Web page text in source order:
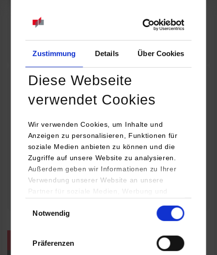
Zustimmung Details Über Cookies
Diese Webseite
verwendet Cookies
Wir verwenden Cookies, um Inhalte und
Anzeigen zu personalisieren, Funktionen für
soziale Medien anbieten zu können und die
Zugriffe auf unsere Website zu analysieren.
Außerdem geben wir Informationen zu Ihrer
Verwendung unserer Website an unsere
Partner für soziale Medien, Werbung und
YouTube, Google Maps) führen diese
Daten zusammen, die Sie ihnen bereitgestellt
haben oder die sie im Rahmen Ihrer Nutzung
Notwendig
Präferenzen
Online INDIS-Infoveranstaltung für Studierende
Zum Event
Technologietag: Clean Urban Transportation –
nachhaltige Mobilität im (sub)urbanen Umfeld
16.09.2026 - 17.09.2026
Im Mittelpunkt stehen elektrische Antriebe, moderne
Batterietechnologien und innovative Fahrzeugkonzepte für
nachhaltige Mobilität in Stadt und…
weitere Veranstaltungen / Termine